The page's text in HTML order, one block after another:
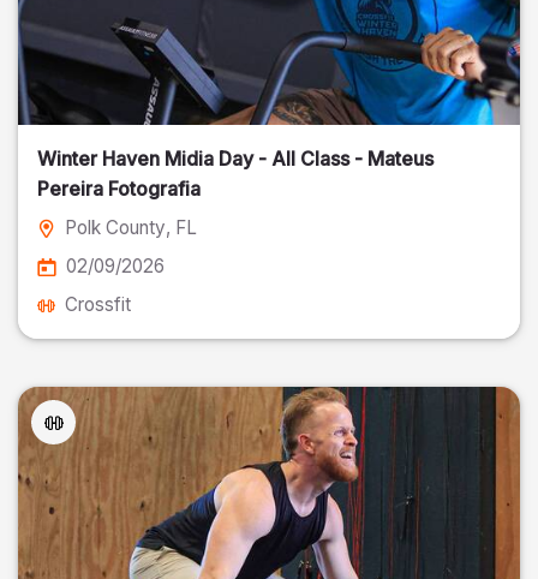
Winter Haven Midia Day - All Class - Mateus
Pereira Fotografia
Polk County, FL
02/09/2026
Crossfit